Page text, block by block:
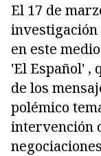
El 17 de
en este
'El Español' ,
de los
polémico
intervención